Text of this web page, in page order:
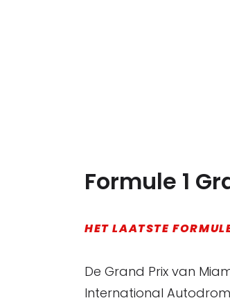
Formule 1
HET LAATSTE
De Grand Prix van
International